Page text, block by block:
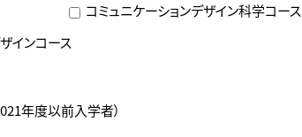
コミュニケーションデザイン科学コース
インコース
年度以前入学者）